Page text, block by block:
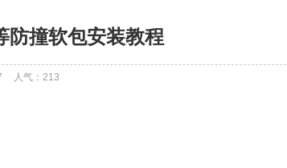
防撞软包安装教程
人气： 213